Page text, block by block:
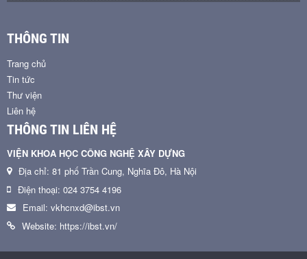
THÔNG TIN
Trang chủ
Tin tức
Thư viện
Liên hệ
THÔNG TIN LIÊN HỆ
VIỆN KHOA HỌC CÔNG NGHỆ XÂY DỰNG
Địa chỉ: 81 phố Trần Cung, Nghĩa Đô, Hà Nội
Điện thoại: 024 3754 4196
Email: vkhcnxd@ibst.vn
Website: https://ibst.vn/